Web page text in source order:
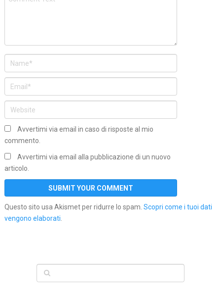
Avvertimi via email in caso di risposte al mio
commento.
Avvertimi via email alla pubblicazione di un nuovo
articolo.
Questo sito usa Akismet per ridurre lo spam. Scopri come i tuoi dati
vengono elaborati.